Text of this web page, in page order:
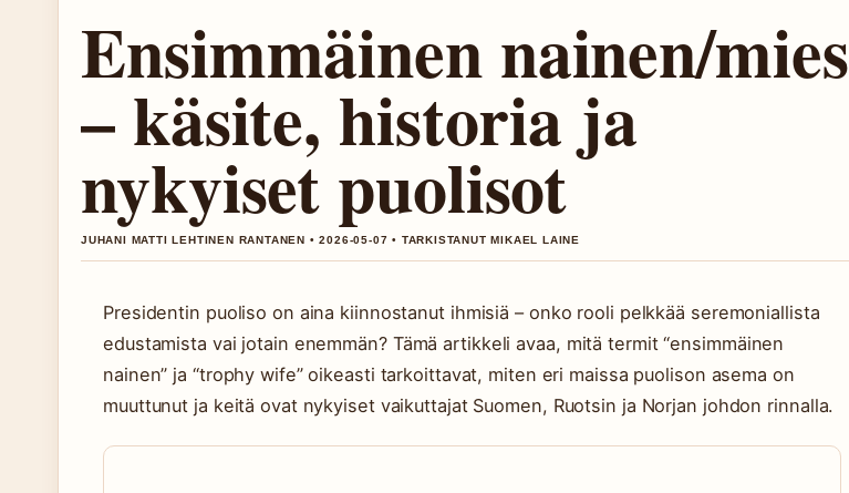
Ensimmäinen nainen/mies
– käsite, historia ja
nykyiset puolisot
JUHANI MATTI LEHTINEN RANTANEN • 2026-05-07 • TARKISTANUT MIKAEL LAINE
Presidentin puoliso on aina kiinnostanut ihmisiä – onko rooli pelkkää seremoniallista
edustamista vai jotain enemmän? Tämä artikkeli avaa, mitä termit “ensimmäinen
nainen” ja “trophy wife” oikeasti tarkoittavat, miten eri maissa puolison asema on
muuttunut ja keitä ovat nykyiset vaikuttajat Suomen, Ruotsin ja Norjan johdon rinnalla.